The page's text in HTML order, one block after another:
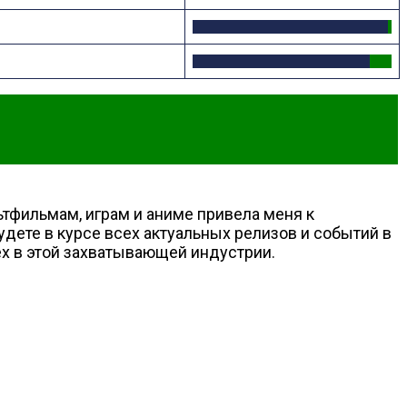
играм и аниме привела меня к
в курсе всех актуальных релизов и событий в
в этой захватывающей индустрии.